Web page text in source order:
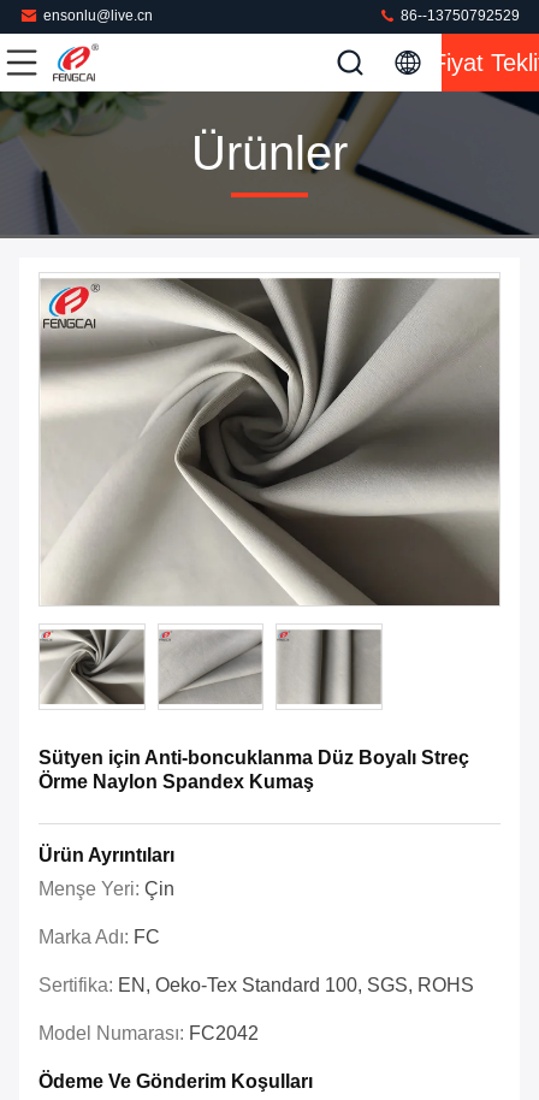
ensonlu@live.cn 86--13750792529
Fiyat
Ürünler
Sütyen için Anti-boncuklanma Düz Boyalı Streç
Örme Naylon Spandex Kumaş
Ürün Ayrıntıları
Menşe Yeri: Çin
Marka Adı: FC
Sertifika: EN, Oeko-Tex Standard 100, SGS, ROHS
Model Numarası: FC2042
Ödeme Ve Gönderim Koşulları